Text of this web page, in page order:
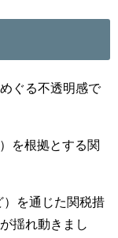
ぐる不透明感で
を根拠とする関
を通じた関税措
揺れ動きまし